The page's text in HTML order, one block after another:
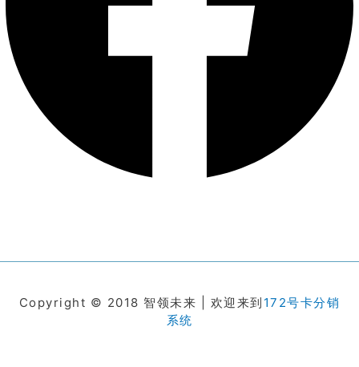
Copyright © 2018 智领未来 | 欢迎来到 172号卡分销
系统